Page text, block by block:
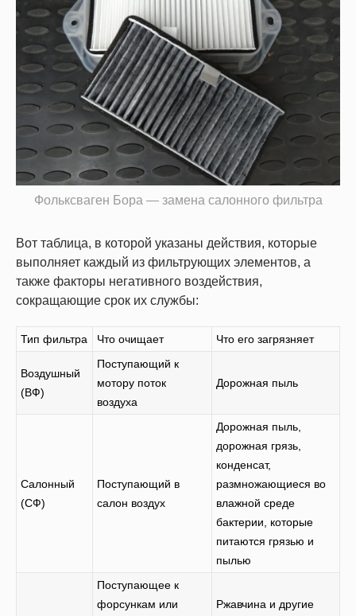
Фольксваген Бора — замена салонного фильтра
Вот таблица, в которой указаны действия, которые
выполняет каждый из фильтрующих элементов, а
также факторы негативного воздействия,
сокращающие срок их службы:
Тип фильтра Что очищает Что его загрязняет
Воздушный
(ВФ)
Поступающий к
мотору поток
воздуха
Дорожная пыль
Салонный
(СФ)
Поступающий в
салон воздух
Дорожная пыль,
дорожная грязь,
конденсат,
размножающиеся во
влажной среде
бактерии, которые
питаются грязью и
пылью
Поступающее к
форсункам или
Ржавчина и другие